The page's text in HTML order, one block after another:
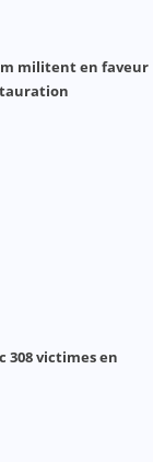
militent en faveur
308 victimes en